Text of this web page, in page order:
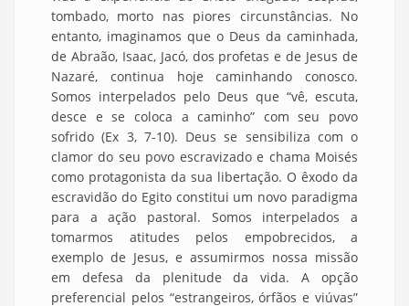
tombado, morto nas piores circunstâncias. No
entanto, imaginamos que o Deus da caminhada,
de Abraão, Isaac, Jacó, dos profetas e de Jesus de
Nazaré, continua hoje caminhando conosco.
Somos interpelados pelo Deus que “vê, escuta,
desce e se coloca a caminho” com seu povo
sofrido (Ex 3, 7-10). Deus se sensibiliza com o
clamor do seu povo escravizado e chama Moisés
como protagonista da sua libertação. O êxodo da
escravidão do Egito constitui um novo paradigma
para a ação pastoral. Somos interpelados a
tomarmos atitudes pelos empobrecidos, a
exemplo de Jesus, e assumirmos nossa missão
em defesa da plenitude da vida. A opção
preferencial pelos “estrangeiros, órfãos e viúvas”